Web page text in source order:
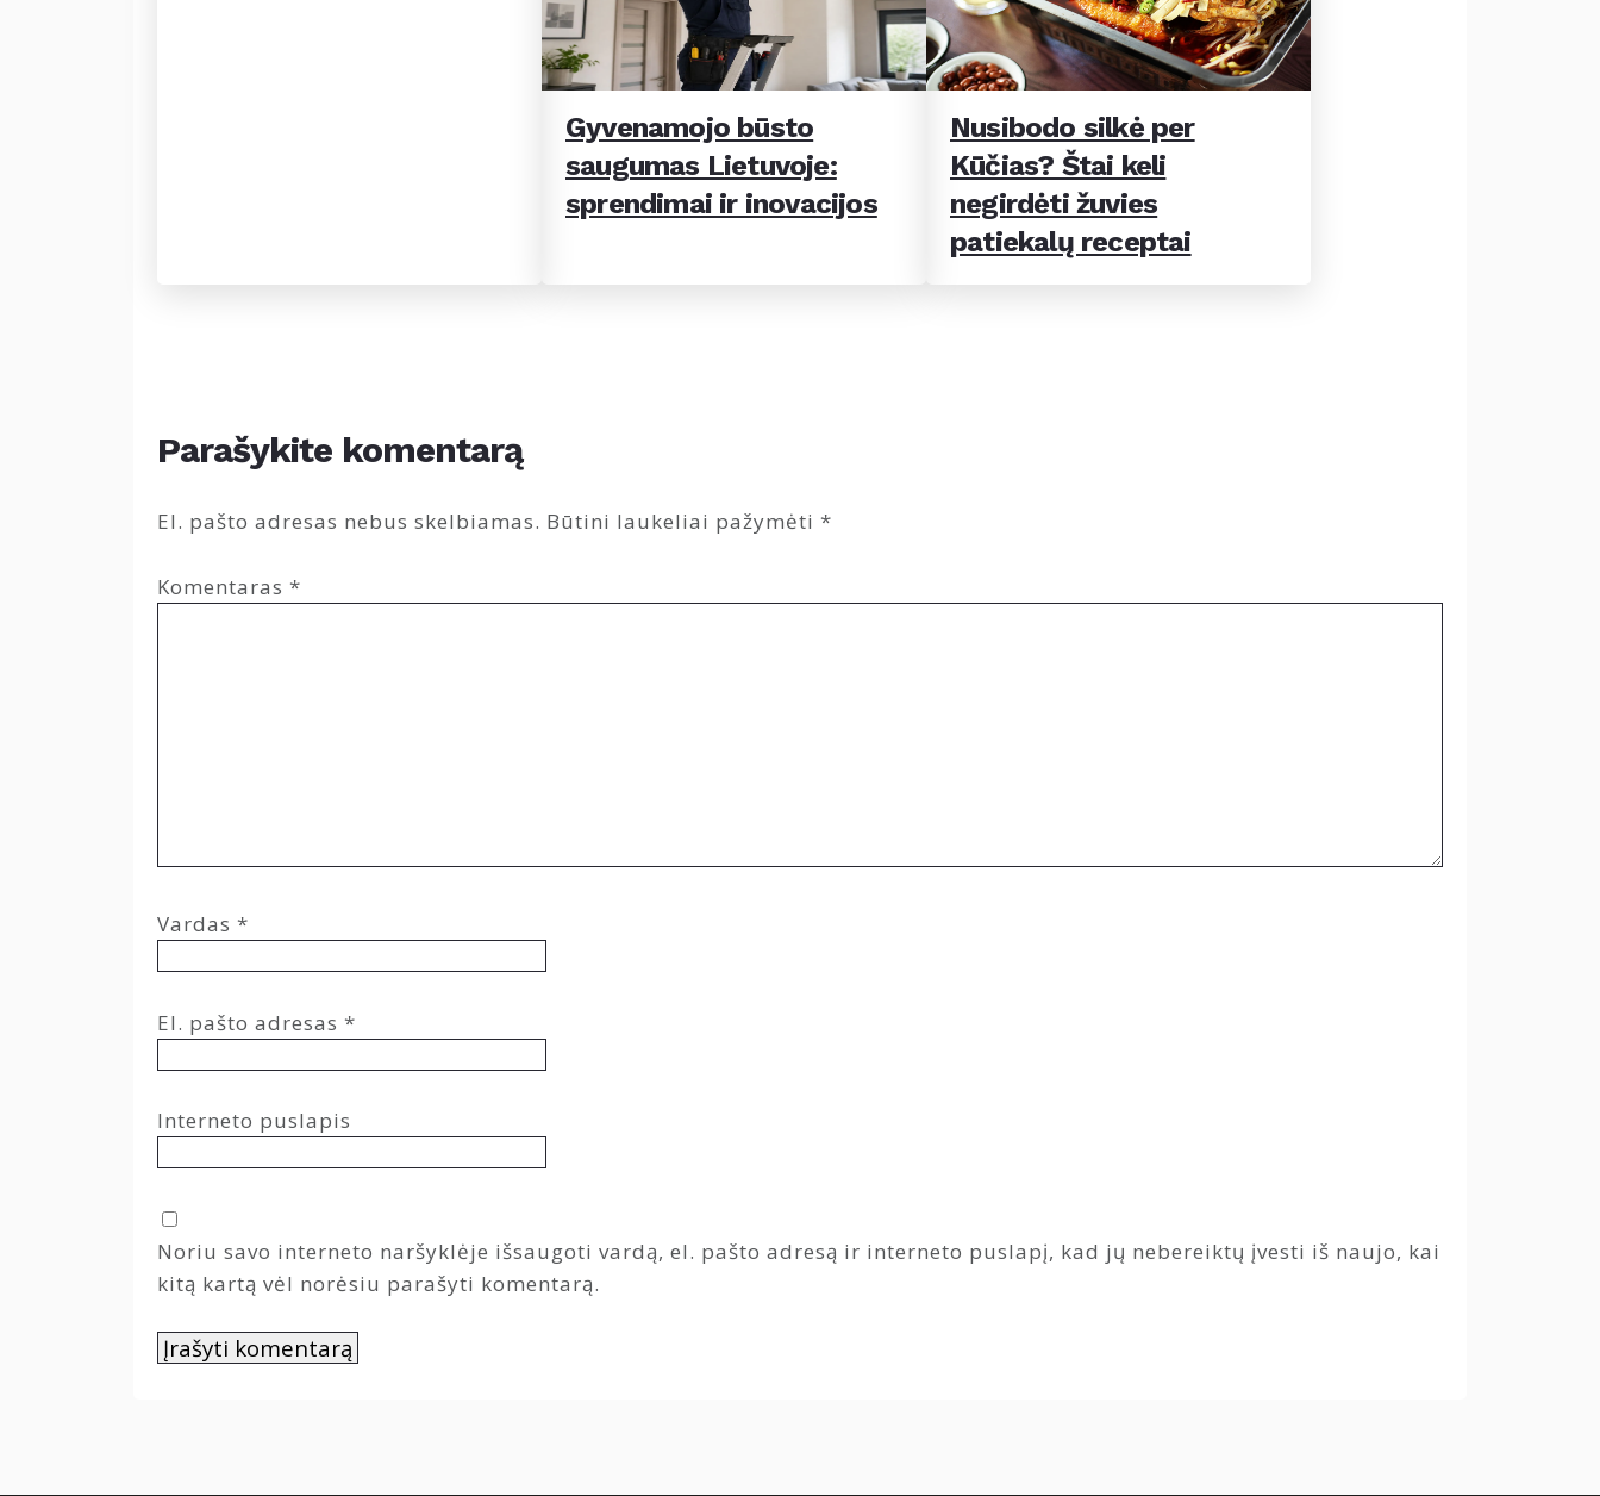
Gyvenamojo būsto
saugumas Lietuvoje:
sprendimai ir inovacijos
Nusibodo silkė per
Kūčias? Štai keli
negirdėti žuvies
patiekalų receptai
Parašykite komentarą
El. pašto adresas nebus skelbiamas. Būtini laukeliai pažymėti *
Komentaras *
Vardas *
El. pašto adresas *
Interneto puslapis
Noriu savo interneto naršyklėje išsaugoti vardą, el. pašto adresą ir interneto puslapį, kad jų nebereiktų įvesti iš naujo, kai
kitą kartą vėl norėsiu parašyti komentarą.